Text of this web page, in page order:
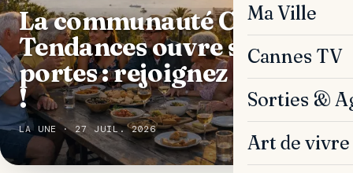
Ma Ville
Cannes TV
Sorties &
Art de vivre
La communauté Cannes
Tendances ouvre ses
portes : rejoignez le débat
!
LA UNE · 27 JUIL. 2026